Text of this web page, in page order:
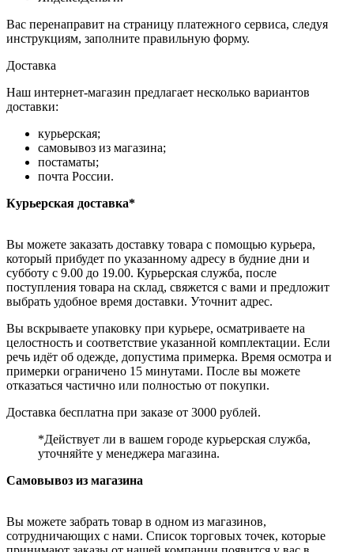
Вас перенаправит на страницу платежного сервиса, следуя
инструкциям, заполните правильную форму.
Доставка
Наш интернет-магазин предлагает несколько вариантов
доставки:
курьерская;
самовывоз из магазина;
постаматы;
почта России.
Курьерская доставка*
Вы можете заказать доставку товара с помощью курьера,
который прибудет по указанному адресу в будние дни и
субботу с 9.00 до 19.00. Курьерская служба, после
поступления товара на склад, свяжется с вами и предложит
выбрать удобное время доставки. Уточнит адрес.
Вы вскрываете упаковку при курьере, осматриваете на
целостность и соответствие указанной комплектации. Если
речь идёт об одежде, допустима примерка. Время осмотра и
примерки ограничено 15 минутами. После вы можете
отказаться частично или полностью от покупки.
Доставка бесплатна при заказе от 3000 рублей.
*Действует ли в вашем городе курьерская служба,
уточняйте у менеджера магазина.
Самовывоз из магазина
Вы можете забрать товар в одном из магазинов,
сотрудничающих с нами. Список торговых точек, которые